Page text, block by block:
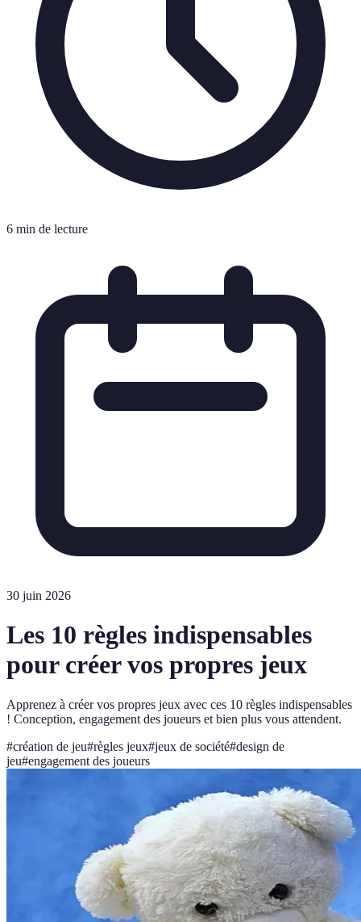
6 min de lecture
30 juin 2026
Les 10 règles indispensables
pour créer vos propres jeux
Apprenez à créer vos propres jeux avec ces 10 règles indispensables
! Conception, engagement des joueurs et bien plus vous attendent.
#création de jeu#règles jeux#jeux de société#design de
jeu#engagement des joueurs